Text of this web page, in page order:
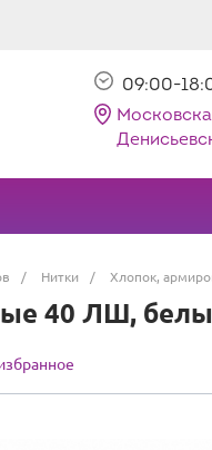
09:00-
/ Нитки / Хлопок,
40 ЛШ,